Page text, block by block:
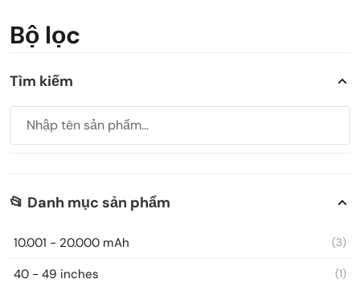
Bộ lọc
Tìm kiếm
📂 Danh mục sản phẩm
10.001 - 20.000 mAh (3)
40 - 49 inches (1)